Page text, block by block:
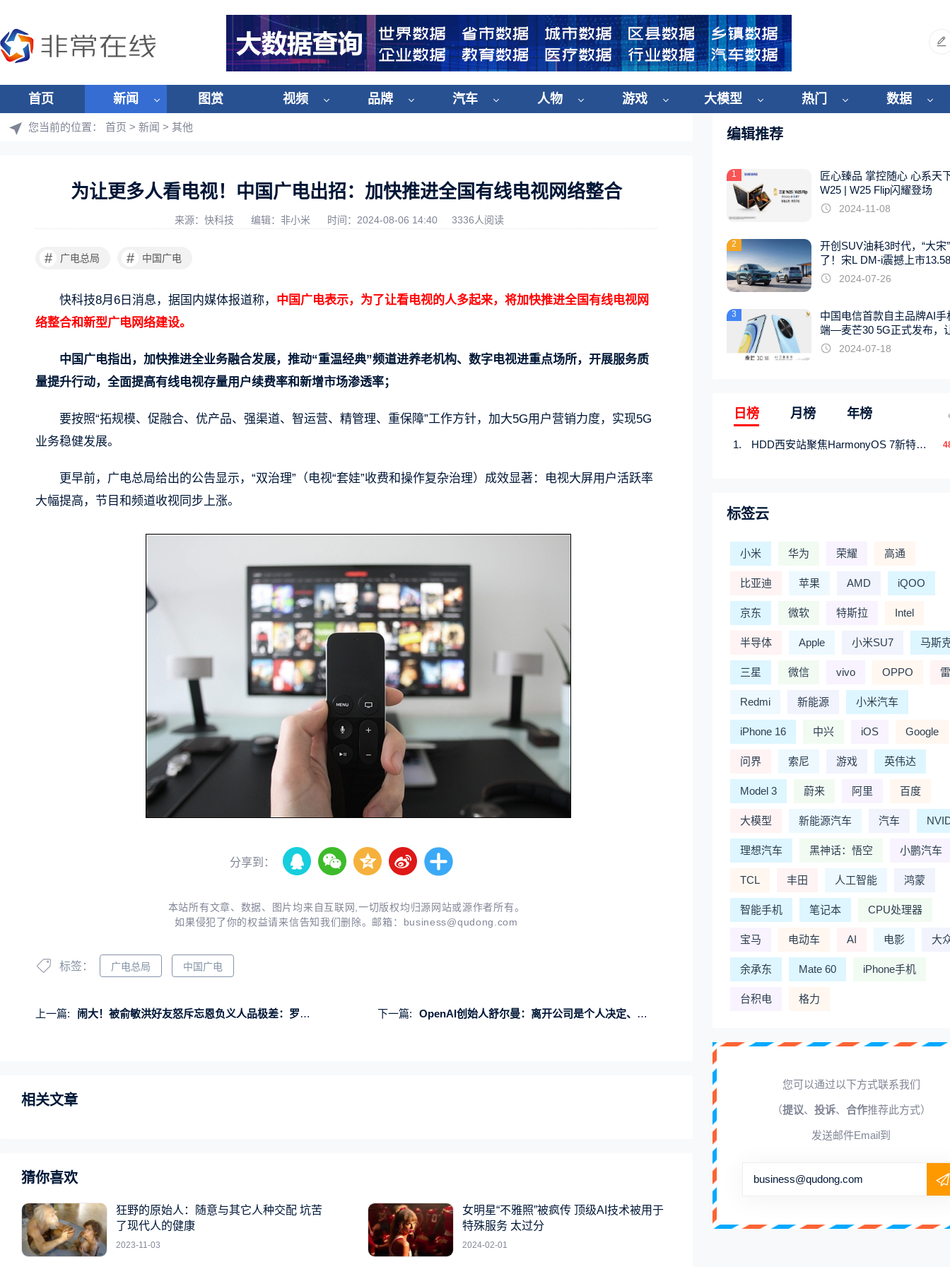
首页 新闻 图赏 视频 品牌 汽车 人物 游戏 大模型 热门 数据
您当前的位置： 首页 > 新闻 > 其他
为让更多人看电视！中国广电出招：加快推进全国有线电视网络整合
来源：快科技 编辑：非小米 时间：2024-08-06 14:40 3336人阅读
# 广电总局 # 中国广电
快科技8月6日消息，据国内媒体报道称， 中国广电表示，为了让看电视的人多起来，将加快推进全国有线电视网
络整合和新型广电网络建设。
中国广电指出，加快推进全业务融合发展，推动“重温经典”频道进养老机构、数字电视进重点场所，开展服务质
量提升行动，全面提高有线电视存量用户续费率和新增市场渗透率；
要按照“拓规模、促融合、优产品、强渠道、智运营、精管理、重保障”工作方针，加大5G用户营销力度，实现5G
业务稳健发展。
更早前，广电总局给出的公告显示，“双治理”（电视“套娃”收费和操作复杂治理）成效显著：电视大屏用户活跃率
大幅提高，节目和频道收视同步上涨。
分享到：
本站所有文章、数据、图片均来自互联网,一切版权均归源网站或源作者所有。
如果侵犯了你的权益请来信告知我们删除。邮箱： business@qudong.com
标签： 广电总局 中国广电
上一篇: 闹大！被俞敏洪好友怒斥忘恩负义人品极差：罗永浩怒回应 下一篇: OpenAI创始人舒尔曼：离开公司是个人决定、将重返实际技术工
相关文章
猜你喜欢
狂野的原始人：随意与其它人种交配 坑苦
了现代人的健康
2023-11-03
女明星“不雅照”被疯传 顶级AI技术被用于
特殊服务 太过分
2024-02-01
编辑推荐
1
匠心臻品 掌控随心 心系天
W25 | W25 Flip闪耀登场
2024-11-08
2
开创SUV油耗3时代，“大宋
了！宋L DM-i震撼上市
起
2024-07-26
3
中国电信首款自主品牌AI手
端—麦芒30 5G正式发布，
触手可及2024-07-18
日榜 月榜 年榜
HDD西安站聚焦HarmonyOS 7新特性，解锁从互联到智能的应用开发新范式
标签云
小米 华为 荣耀 高通
比亚迪 苹果 AMD iQOO
京东 微软 特斯拉 Intel
半导体 Apple 小米SU7 马斯
三星 微信 vivo OPPO
Redmi 新能源 小米汽车
iPhone 16 中兴 iOS Google
问界 索尼 游戏 英伟达
Model 3 蔚来 阿里 百度
大模型 新能源汽车 汽车
理想汽车 黑神话：悟空 小鹏汽车
TCL 丰田 人工智能 鸿蒙
智能手机 笔记本 CPU处理器
宝马 电动车 AI 电影 大
余承东 Mate 60 iPhone手机
台积电 格力
您可以通过以下方式联系我们
（提议、 投诉、 合作推荐此方式）
发送邮件Email到
business@qudong.com